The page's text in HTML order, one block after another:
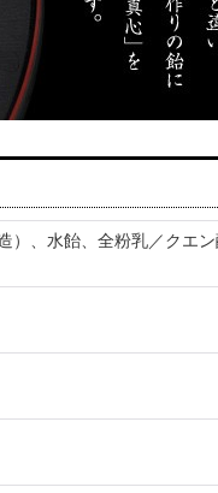
、水飴、全粉乳／クエ